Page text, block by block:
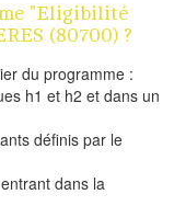
"Eligibilité
(80700) ?
du programme :
h1 et h2 et dans un
définis par le
dans la